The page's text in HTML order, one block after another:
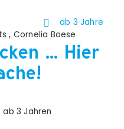
ab 3 Jahre
, Cornelia Boese
... Hier
3 Jahren